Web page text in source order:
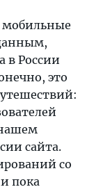
мобильные
в России
это
сайта.
со
пока